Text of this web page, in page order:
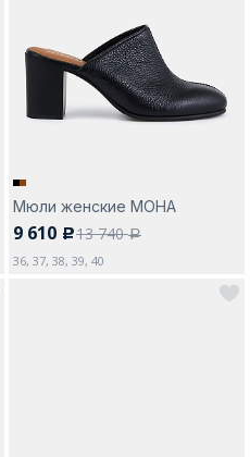
Мюли женские МОНА
9 610 c13 740a
36, 37, 38, 39, 40